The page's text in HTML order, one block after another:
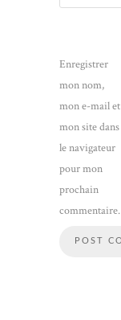
Enregistrer
mon nom,
mon e-mail et
mon site dans
le navigateur
pour mon
prochain
commentaire.